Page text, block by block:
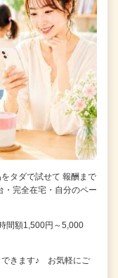
タダで試せて 報酬まで
・完全在宅・自分のペー
間額1,500円～5,000
できます♪ お気軽にご